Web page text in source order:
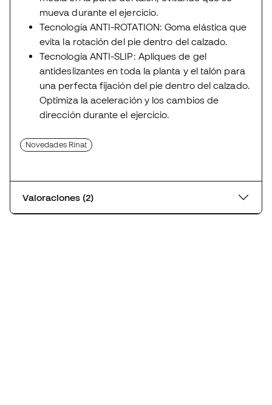
mueva durante el ejercicio.
Tecnología ANTI-ROTATION: Goma elástica que
evita la rotación del pie dentro del calzado.
Tecnología ANTI-SLIP: Apliques de gel
antideslizantes en toda la planta y el talón para
una perfecta fijación del pie dentro del calzado.
Optimiza la aceleración y los cambios de
dirección durante el ejercicio.
Novedades Rinat
Valoraciones (2)